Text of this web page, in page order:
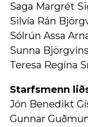
Saga Margrét
Silvía Rán
Sólrún Assa
Sunna
Teresa Regína
Starfsmenn
Jón Benedikt
Gunnar